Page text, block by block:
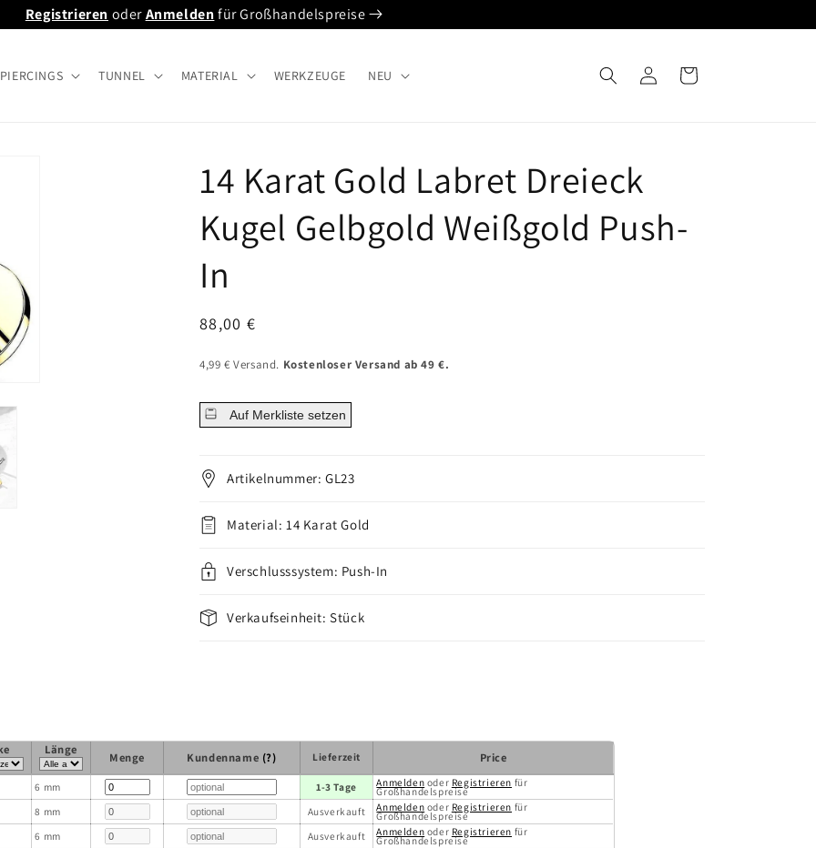
Registrieren oderAnmeldenfür Großhandelspreise
PIERCINGS TUNNEL MATERIAL WERKZEUGE NEU EinloggenWarenkorb
14 Karat Gold Labret Dreieck
Kugel Gelbgold Weißgold Push-
In
Normaler
88,00 €
4,99 € Versand. Kostenloser Versand ab 49 €.
Auf Merkliste setzen
Artikelnummer: GL23
Material: 14 Karat Gold
Verschlusssystem: Push-In
Verkaufseinheit: Stück
Länge
Menge Kundenname (?) Lieferzeit
Price
6 mm 1-3 Tage Anmelden oder Registrieren für
Großhandelspreise
8 mm Ausverkauft Anmelden oder Registrieren für
Großhandelspreise
6 mm Ausverkauft Anmelden oder Registrieren für
Großhandelspreise